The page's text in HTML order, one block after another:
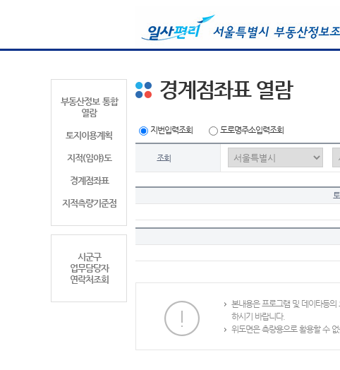
부동산정보 통합
열람
토지이용계획
지적(임야)도
경계점좌표
지적측량기준점
시군구
업무담당자
연락처조회
경계점좌표 열람
지번입력조회 도로명주소입력조회
조회
본내용은 프로그램 및 데이타등
하시기 바랍니다.
위도면은 측량용으로 활용할 수 없